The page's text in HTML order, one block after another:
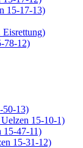
15-17-13)
Eisrettung)
78-12)
50-13)
15-10-1)
15-47-11)
15-31-12)